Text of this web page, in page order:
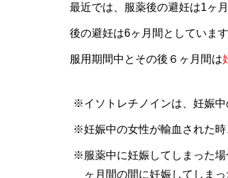
最近では、服薬後の避妊は1ヶ
後の避妊は6ヶ月間としています
服用期間中とその後６ヶ月間は
イソトレチノインは、妊娠
妊娠中の女性が輸血された
服薬中に妊娠してしまった
ヶ月間の間に妊娠してしま